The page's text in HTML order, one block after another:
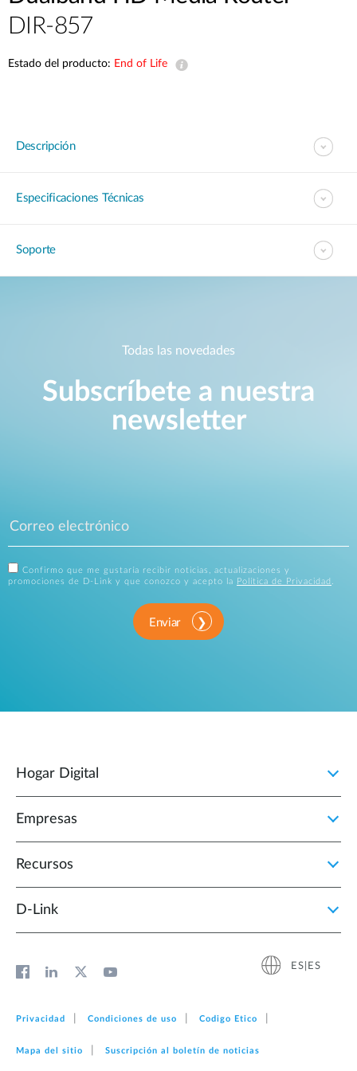
DIR-857
Estado del producto: End of Life
Descripción
Especificaciones Técnicas
Soporte
Todas las novedades
Subscríbete a nuestra
newsletter
Confirmo que me gustaría recibir noticias, actualizaciones y
promociones de D-Link y que conozco y acepto la
Política de Privacidad .
Enviar
Hogar Digital
Empresas
Recursos
D‑Link
ES|ES
Privacidad Condiciones de uso Codigo Etico
Mapa del sitio Suscripción al boletín de noticias